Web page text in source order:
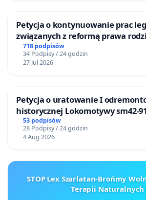
nietolerancją
zawód nauczyciela wybiorą
predyspozycjami do jego
ewentualnie gorszej pozycji na
skończy się pedofilia w szkołach i
niemoralne zachowania księży -
religii bądź etyki powinien
naśladowania, a nie stajnię
to, by wychowywać nasze dzieci
dzieci poczują się w szkołach
Petycja o kontynuowanie prac
związanych z reformą prawa
718 podpisów
34 Podpisy / 24 godzin
27 Jul 2026
Petycja o uratowanie I
historycznej Lokomotywy sm42-
53 podpisów
28 Podpisy / 24 godzin
4 Aug 2026
STOP Lex Szarlatan-Brońmy
Terapii Naturalnych